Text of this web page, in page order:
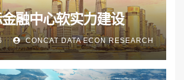
融中心软实力建设
CONCAT DATA ECON RESEARCH